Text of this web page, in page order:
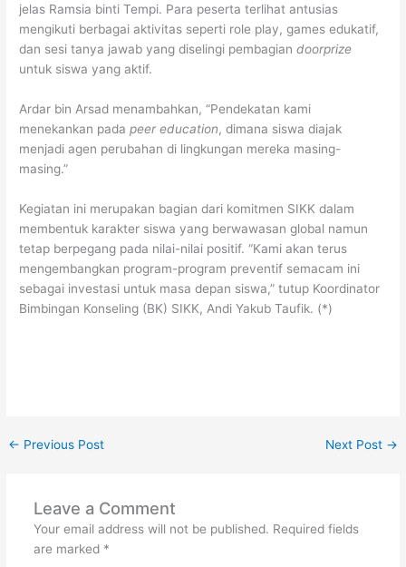
jelas Ramsia binti Tempi. Para peserta terlihat antusias
mengikuti berbagai aktivitas seperti role play, games edukatif,
dan sesi tanya jawab yang diselingi pembagiandoorprize
untuk siswa yang aktif.
Ardar bin Arsad menambahkan, “Pendekatan kami
menekankan padapeer education, dimana siswa diajak
menjadi agen perubahan di lingkungan mereka masing-
masing.”
Kegiatan ini merupakan bagian dari komitmen SIKK dalam
membentuk karakter siswa yang berwawasan global namun
tetap berpegang pada nilai-nilai positif. “Kami akan terus
mengembangkan program-program preventif semacam ini
sebagai investasi untuk masa depan siswa,” tutup Koordinator
Bimbingan Konseling (BK) SIKK, Andi Yakub Taufik. (*)
← Previous Post Next Post →
Leave a Comment
Your email address will not be published. Required fields
are marked *